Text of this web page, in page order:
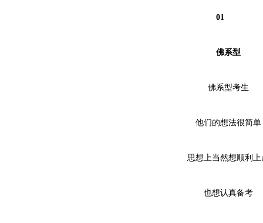
01
佛系型
佛系型考生
他们的想法很简单
思想上当然想顺利上
也想认真备考